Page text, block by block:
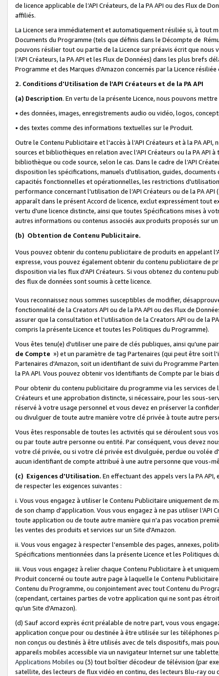
de licence applicable de l’API Créateurs, de la PA API ou des Flux de
affiliés.
La Licence sera immédiatement et automatiquement résiliée si, à
Documents du Programme (tels que définis dans le Décompte de
pouvons résilier tout ou partie de la Licence sur préavis écrit que
l’API Créateurs, la PA API et les Flux de Données) dans les plus
Programme et des Marques d'Amazon concernés par la Licence
2. Conditions d'Utilisation de l’API Créateurs et de la PA API
(a) Description. En vertu de la présente Licence, nous pouvons
• des données, images, enregistrements audio ou vidéo, logos,
• des textes comme des informations textuelles sur le Produit.
Outre le Contenu Publicitaire et l'accès à l’API Créateurs et à la PA
sources et bibliothèques en relation avec l’API Créateurs ou la PA
bibliothèque ou code source, selon le cas. Dans le cadre de l’API
disposition les spécifications, manuels d'utilisation, guides,
capacités fonctionnelles et opérationnelles, les restrictions
performance concernant l'utilisation de l’API Créateurs ou de la PA
apparaît dans le présent Accord de licence, exclut expressément tout
vertu d'une licence distincte, ainsi que toutes Spécifications mises à
autres informations ou contenus associés aux produits proposés sur
(b) Obtention de Contenu Publicitaire.
Vous pouvez obtenir du contenu publicitaire de produits en appelant
expresse, vous pouvez également obtenir du contenu publicitaire de
disposition via les flux d'API Créateurs. Si vous obtenez du contenu
des flux de données sont soumis à cette licence.
Vous reconnaissez nous sommes susceptibles de modifier,
fonctionnalité de la Creators API ou de la PA API ou des Flux de
assurer que la consultation et l'utilisation de la Creators API ou de la
compris la présente Licence et toutes les Politiques du Programme).
Vous êtes tenu(e) d'utiliser une paire de clés publiques, ainsi qu'une
de Compte ») et un paramètre de tag Partenaires (qui peut être soit
Partenaires d'Amazon, soit un identifiant de suivi du Programme
la PA API. Vous pouvez obtenir vos Identifiants de Compte par le biais
Pour obtenir du contenu publicitaire du programme via les services
Créateurs et une approbation distincte, si nécessaire, pour les sous-
réservé à votre usage personnel et vous devez en préserver la
ou divulguer de toute autre manière votre clé privée à toute autre
Vous êtes responsable de toutes les activités qui se déroulent sous
ou par toute autre personne ou entité. Par conséquent, vous devez
votre clé privée, ou si votre clé privée est divulguée, perdue ou volée
aucun identifiant de compte attribué à une autre personne que vous-
(c) Exigences d'Utilisation. En effectuant des appels vers la PA
de respecter les exigences suivantes :
i. Vous vous engagez à utiliser le Contenu Publicitaire uniquement de
de son champ d'application. Vous vous engagez à ne pas utiliser l’API
toute application ou de toute autre manière qui n'a pas vocation
les ventes des produits et services sur un Site d'Amazon.
ii. Vous vous engagez à respecter l'ensemble des pages, annexes,
Spécifications mentionnées dans la présente Licence et les Politiques
iii. Vous vous engagez à relier chaque Contenu Publicitaire à et
Produit concerné ou toute autre page à laquelle le Contenu
Contenu du Programme, ou conjointement avec tout Contenu du
(cependant, certaines parties de votre application qui ne sont pas
qu'un Site d'Amazon).
(d) Sauf accord exprès écrit préalable de notre part, vous vous
application conçue pour ou destinée à être utilisée sur les téléphones
non conçus ou destinés à être utilisés avec de tels dispositifs, mais
appareils mobiles accessible via un navigateur Internet sur une
Applications Mobiles ou (3) tout boîtier décodeur de télévision (par
satellite, des lecteurs de flux vidéo en continu, des lecteurs Blu-ray